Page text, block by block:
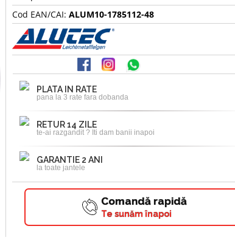
Cod EAN/CAI:ALUM10-1785112-48
PLATA IN RATE
pana la 3 rate fara dobanda
RETUR 14 ZILE
te-ai razgandit ? Iti dam banii inapoi
GARANTIE 2 ANI
la toate jantele
Comandă rapidă
Te sunăm înapoi